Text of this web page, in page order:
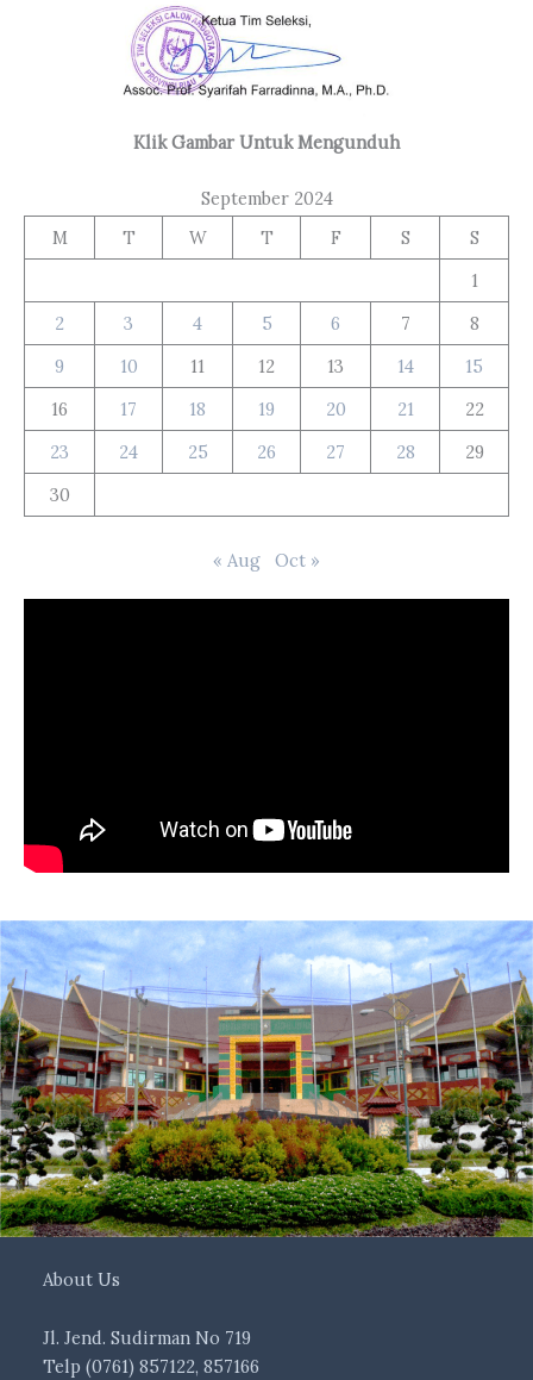
Klik Gambar Untuk Mengunduh
September 2024
M
T W T F S
S
1
2
3 4 5 6 7
8
9
10 11 12 13 14
15
16
17 18 19 20 21
22
23
24 25 26 27 28
29
30
« Aug Oct »
About Us
Jl. Jend. Sudirman No 719
Telp (0761) 857122, 857166